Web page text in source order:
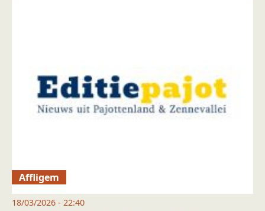
Affligem
18/03/2026 - 22:40